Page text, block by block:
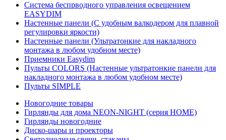
Система беспрводного управления освещением
EASYDIM
Настенные панели (С удобным валкодером для плавной
регулировки яркости)
Настенные панели (Ультратонкие для накладного
монтажа в любом удобном месте)
Приемники Easydim
Пульты COLORS (Настенные ультратонкие панели для
накладного монтажа в любом удобном месте)
Пульты SIMPLE
Новогодние товары
Гирлянды для дома NEON-NIGHT (серия HOME)
Гирлянды новогодние
Диско-шары и проекторы